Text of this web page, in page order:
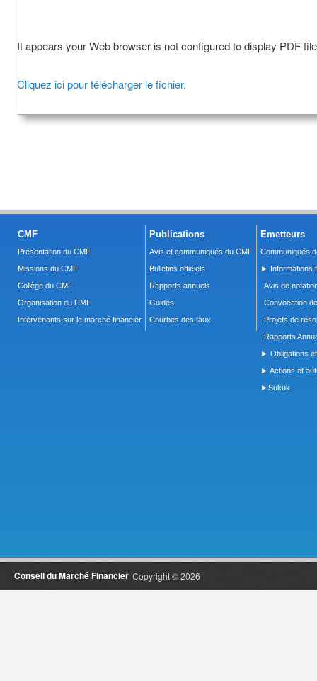
It appears your Web browser is not configured to display PDF
Cliquez ici pour télécharger le fichier.
CMF
Présentation du CMF
Missions du CMF
Collège du CMF
Organisation du CMF
Intervenants sur le marché financier
Publications
Avis et communiqués du CMF
Bulletins officiels
Rapports annuels
Guides
Courbes des taux
Emetteurs
Communiqués
► Informations
Avis de
Convocation
Projets de
Rapports
► Obligations
► Actions et
►Sukuk
Copyright © 2026
Conseil du Marché Financier